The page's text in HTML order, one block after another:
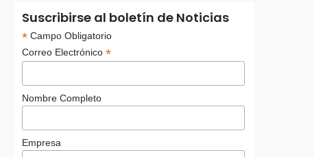
Suscribirse al boletín de Noticias
*Campo Obligatorio
Correo Electrónico *
Nombre Completo
Empresa